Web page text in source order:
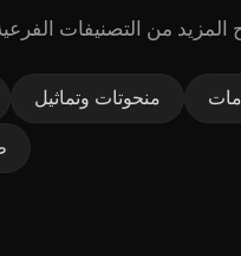
منحوتات وتماثيل